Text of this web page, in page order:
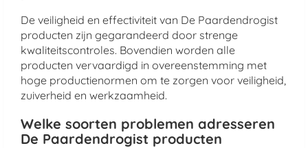
De veiligheid en effectiviteit van De Paardendrogist
producten zijn gegarandeerd door strenge
kwaliteitscontroles. Bovendien worden alle
producten vervaardigd in overeenstemming met
hoge productienormen om te zorgen voor veiligheid,
zuiverheid en werkzaamheid.
Welke soorten problemen adresseren
De Paardendrogist producten